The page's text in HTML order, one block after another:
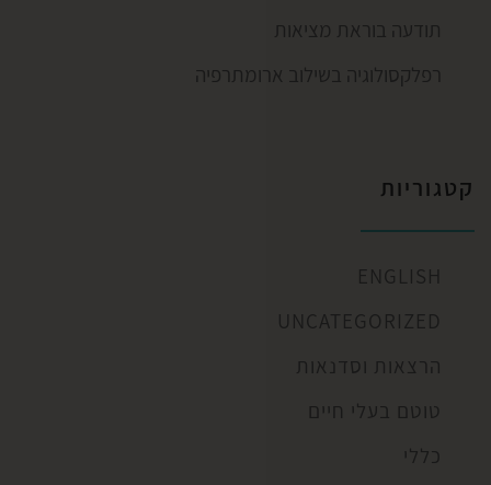
תודעה בוראת מציאות
רפלקסולוגיה בשילוב ארומתרפיה
קטגוריות
ENGLISH
UNCATEGORIZED
הרצאות וסדנאות
טוטם בעלי חיים
כללי